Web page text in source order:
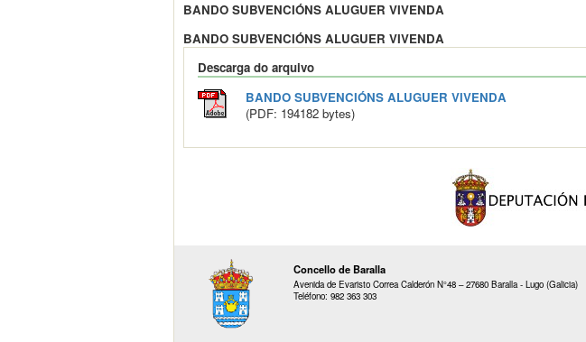
BANDO SUBVENCIÓNS ALUGUER VIVENDA
BANDO SUBVENCIÓNS ALUGUER VIVENDA
Descarga do arquivo
BANDO SUBVENCIÓNS ALUGUER VIVENDA
(PDF: 194182 bytes)
Concello de Baralla
Avenida de Evaristo Correa Calderón N°48 – 27680 Baralla - Lugo (Galicia)
Teléfono: 982 363 303